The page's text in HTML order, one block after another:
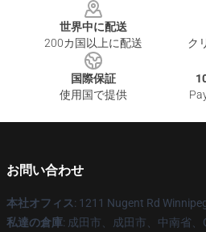
世界中に配送
200カ国以上に配送
ク
国際保証
使用国で提供
お問い合わせ
本社オフィス: 1211 Nugent Rd
私達の倉庫: 成田市、成田市、中南省、